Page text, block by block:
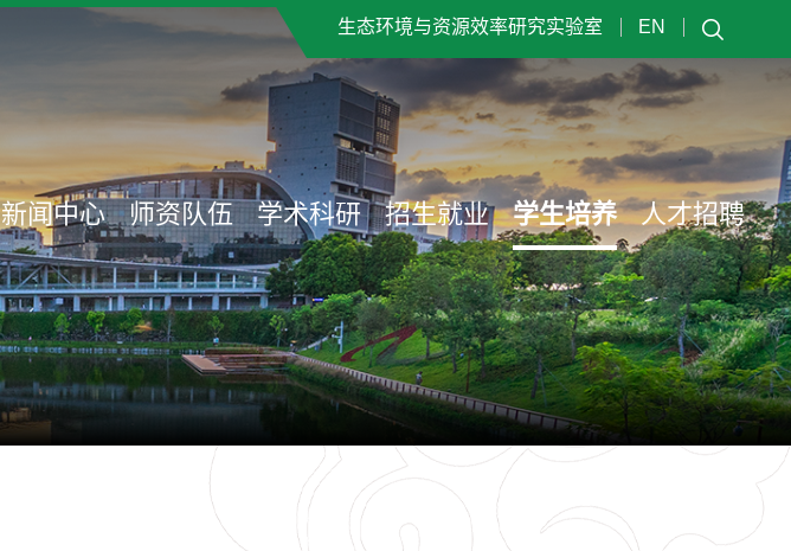
生态环境与资源效率研究实验室 EN
新闻中心 师资队伍 学术科研 招生就业 学生培养 人才招聘